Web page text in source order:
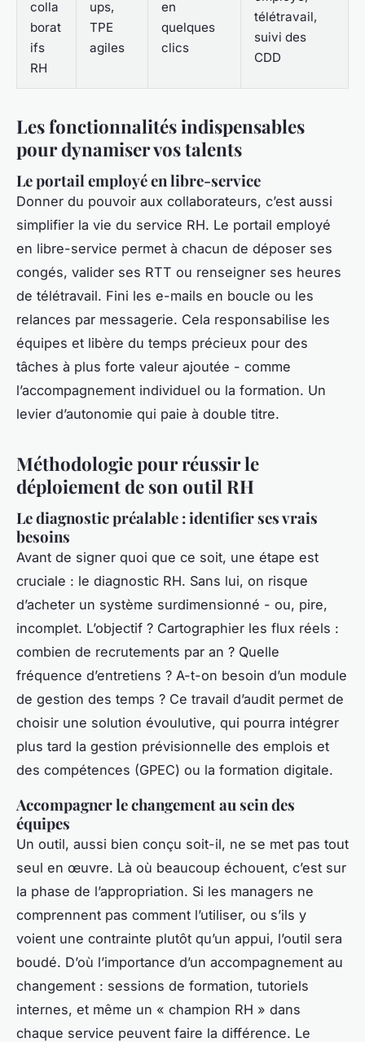
colla
borat
ifs
RH
ups,
TPE
agiles
en
quelques
clics
télétravail,
suivi des
CDD
Les fonctionnalités indispensables
pour dynamiser vos talents
Le portail employé en libre-service
Donner du pouvoir aux collaborateurs, c’est aussi
simplifier la vie du service RH. Le portail employé
en libre-service permet à chacun de déposer ses
congés, valider ses RTT ou renseigner ses heures
de télétravail. Fini les e-mails en boucle ou les
relances par messagerie. Cela responsabilise les
équipes et libère du temps précieux pour des
tâches à plus forte valeur ajoutée - comme
l’accompagnement individuel ou la formation. Un
levier d’autonomie qui paie à double titre.
Méthodologie pour réussir le
déploiement de son outil RH
Le diagnostic préalable : identifier ses vrais
besoins
Avant de signer quoi que ce soit, une étape est
cruciale : le diagnostic RH. Sans lui, on risque
d’acheter un système surdimensionné - ou, pire,
incomplet. L’objectif ? Cartographier les flux réels :
combien de recrutements par an ? Quelle
fréquence d’entretiens ? A-t-on besoin d’un module
de gestion des temps ? Ce travail d’audit permet de
choisir une solution évoulutive, qui pourra intégrer
plus tard la gestion prévisionnelle des emplois et
des compétences (GPEC) ou la formation digitale.
Accompagner le changement au sein des
équipes
Un outil, aussi bien conçu soit-il, ne se met pas tout
seul en œuvre. Là où beaucoup échouent, c’est sur
la phase de l’appropriation. Si les managers ne
comprennent pas comment l’utiliser, ou s’ils y
voient une contrainte plutôt qu’un appui, l’outil sera
boudé. D’où l’importance d’un accompagnement au
changement : sessions de formation, tutoriels
internes, et même un « champion RH » dans
chaque service peuvent faire la différence. Le